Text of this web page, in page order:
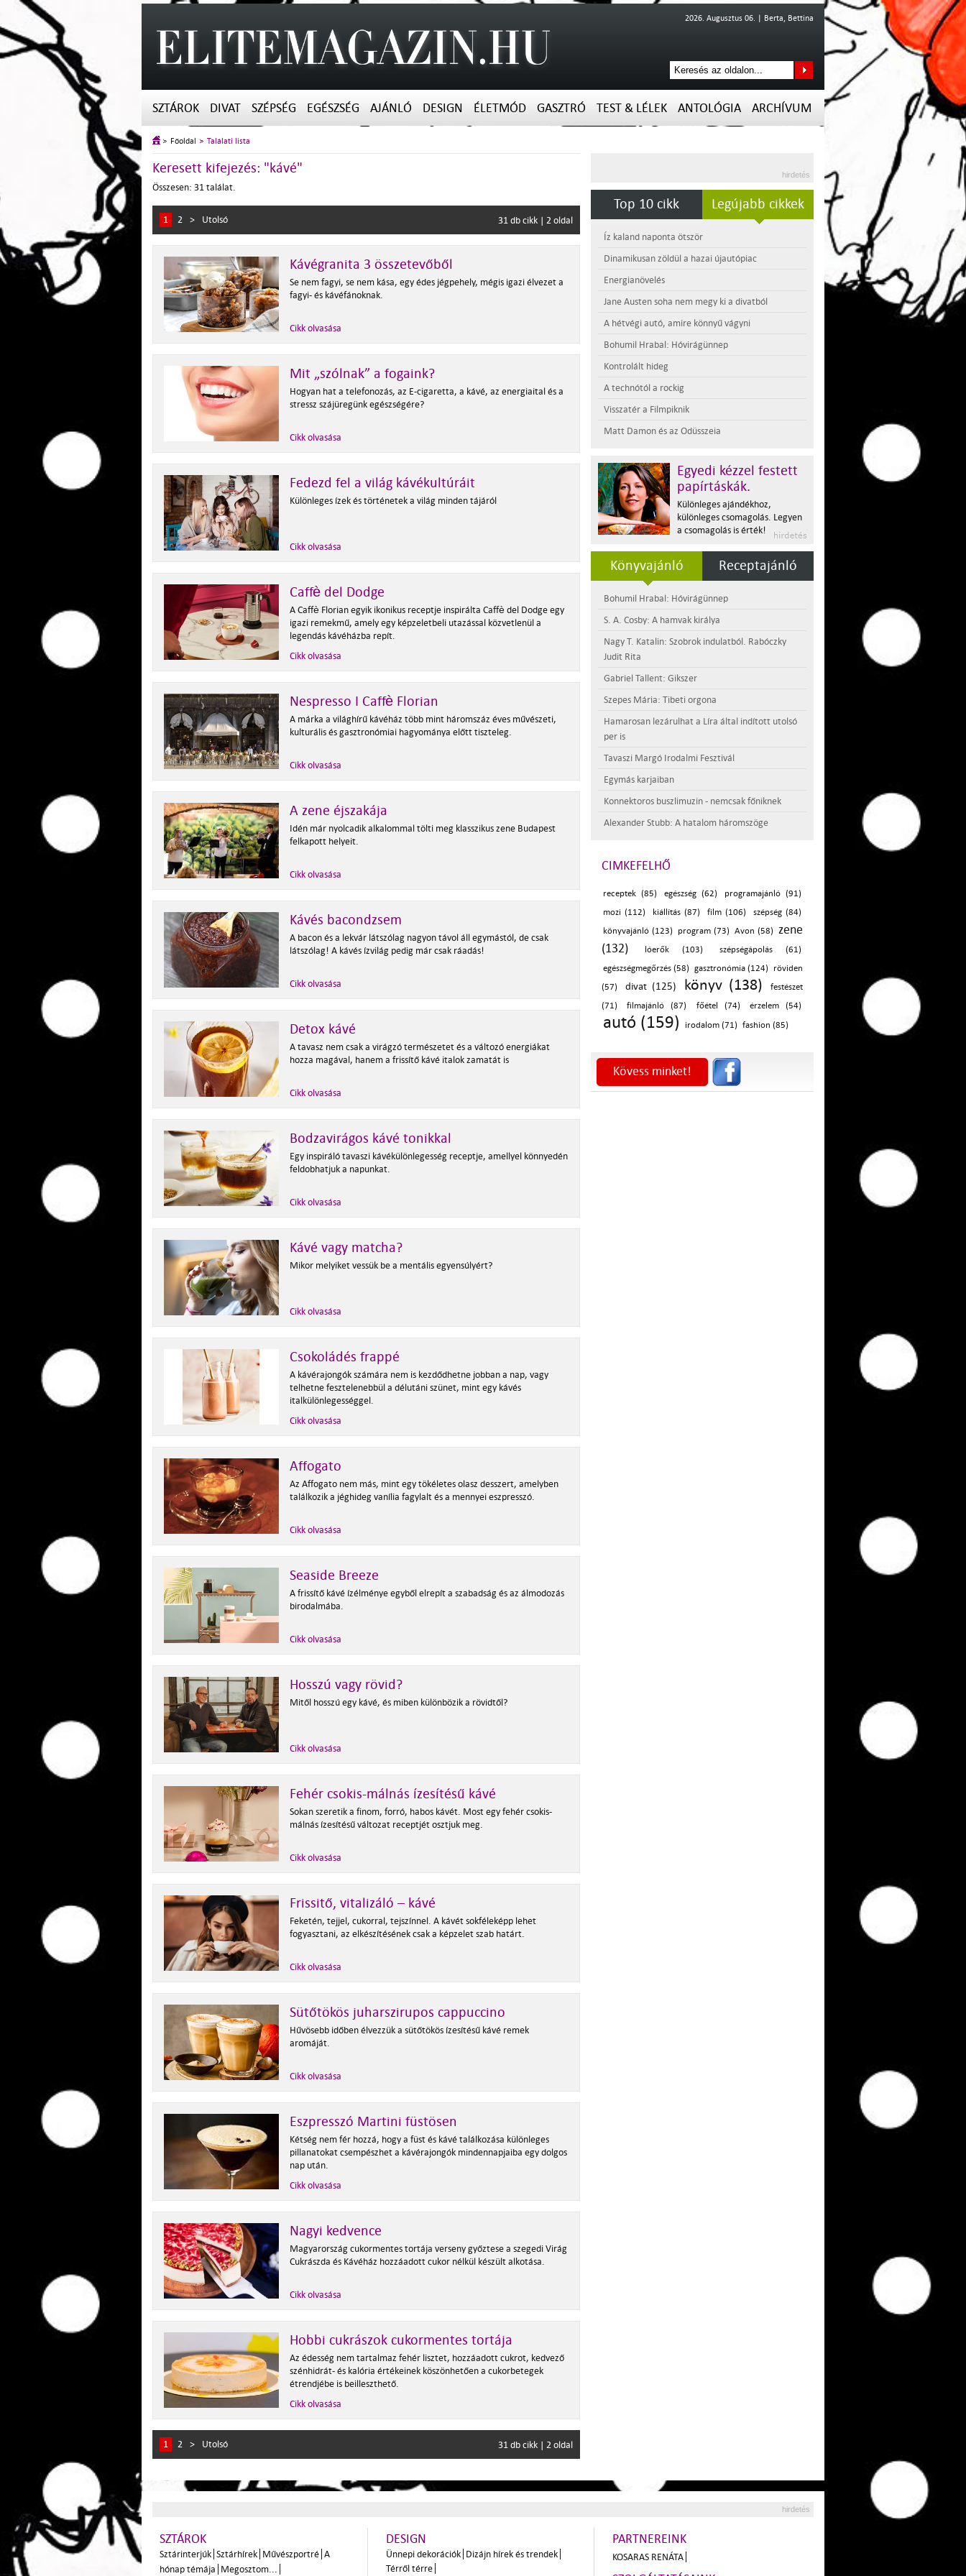
2026. Augusztus 06. | Berta, Bettina
SZTÁROK DIVAT SZÉPSÉG EGÉSZSÉG AJÁNLÓ DESIGN ÉLETMÓD GASZTRÓ TEST & LÉLEK ANTOLÓGIA ARCHÍVUM
Főoldal Találati lista
Keresett kifejezés: "kávé"
Összesen: 31 találat.
1 2 > Utolsó 31 db cikk | 2 oldal
Kávégranita 3 összetevőből
Se nem fagyi, se nem kása, egy édes jégpehely, mégis igazi élvezet a
fagyi- és kávéfánoknak.
Cikk olvasása
Mit „szólnak” a fogaink?
Hogyan hat a telefonozás, az E-cigaretta, a kávé, az energiaital és a
stressz szájüregünk egészségére?
Cikk olvasása
Fedezd fel a világ kávékultúráit
Különleges ízek és történetek a világ minden tájáról
Cikk olvasása
Caffè del Dodge
A Caffè Florian egyik ikonikus receptje inspirálta Caffè del Dodge egy
igazi remekmű, amely egy képzeletbeli utazással közvetlenül a
legendás kávéházba repít.
Cikk olvasása
Nespresso I Caffè Florian
A márka a világhírű kávéház több mint háromszáz éves művészeti,
kulturális és gasztronómiai hagyománya előtt tiszteleg.
Cikk olvasása
A zene éjszakája
Idén már nyolcadik alkalommal tölti meg klasszikus zene Budapest
felkapott helyeit.
Cikk olvasása
Kávés bacondzsem
A bacon és a lekvár látszólag nagyon távol áll egymástól, de csak
látszólag! A kávés ízvilág pedig már csak ráadás!
Cikk olvasása
Detox kávé
A tavasz nem csak a virágzó természetet és a változó energiákat
hozza magával, hanem a frissítő kávé italok zamatát is
Cikk olvasása
Bodzavirágos kávé tonikkal
Egy inspiráló tavaszi kávékülönlegesség receptje, amellyel könnyedén
feldobhatjuk a napunkat.
Cikk olvasása
Kávé vagy matcha?
Mikor melyiket vessük be a mentális egyensúlyért?
Cikk olvasása
Csokoládés frappé
A kávérajongók számára nem is kezdődhetne jobban a nap, vagy
telhetne fesztelenebbül a délutáni szünet, mint egy kávés
italkülönlegességgel.
Cikk olvasása
Affogato
Az Affogato nem más, mint egy tökéletes olasz desszert, amelyben
találkozik a jéghideg vanília fagylalt és a mennyei eszpresszó.
Cikk olvasása
Seaside Breeze
A frissítő kávé ízélménye egyből elrepít a szabadság és az álmodozás
birodalmába.
Cikk olvasása
Hosszú vagy rövid?
Mitől hosszú egy kávé, és miben különbözik a rövidtől?
Cikk olvasása
Fehér csokis-málnás ízesítésű kávé
Sokan szeretik a finom, forró, habos kávét. Most egy fehér csokis-
málnás ízesítésű változat receptjét osztjuk meg.
Cikk olvasása
Frissitő, vitalizáló – kávé
Feketén, tejjel, cukorral, tejszínnel. A kávét sokféleképp lehet
fogyasztani, az elkészítésének csak a képzelet szab határt.
Cikk olvasása
Sütőtökös juharszirupos cappuccino
Hűvösebb időben élvezzük a sütőtökös ízesítésű kávé remek
aromáját.
Cikk olvasása
Eszpresszó Martini füstösen
Kétség nem fér hozzá, hogy a füst és kávé találkozása különleges
pillanatokat csempészhet a kávérajongók mindennapjaiba egy dolgos
nap után.
Cikk olvasása
Nagyi kedvence
Magyarország cukormentes tortája verseny győztese a szegedi Virág
Cukrászda és Kávéház hozzáadott cukor nélkül készült alkotása.
Cikk olvasása
Hobbi cukrászok cukormentes tortája
Az édesség nem tartalmaz fehér lisztet, hozzáadott cukrot, kedvező
szénhidrát- és kalória értékeinek köszönhetően a cukorbetegek
étrendjébe is beilleszthető.
Cikk olvasása
1 2 > Utolsó 31 db cikk | 2 oldal
hirdetés
Top 10 cikk Legújabb cikkek
Íz kaland naponta ötször
Dinamikusan zöldül a hazai újautópiac
Energianövelés
Jane Austen soha nem megy ki a divatból
A hétvégi autó, amire könnyű vágyni
Bohumil Hrabal: Hóvirágünnep
Kontrolált hideg
A technótól a rockig
Visszatér a Filmpiknik
Matt Damon és az Odüsszeia
Egyedi kézzel festett
papírtáskák.
Különleges ajándékhoz,
különleges csomagolás. Legyen
a csomagolás is érték!
Könyvajánló Receptajánló
Bohumil Hrabal: Hóvirágünnep
S. A. Cosby: A hamvak királya
Nagy T. Katalin: Szobrok indulatból. Rabóczky
Judit Rita
Gabriel Tallent: Gikszer
Szepes Mária: Tibeti orgona
Hamarosan lezárulhat a Líra által indított utolsó
per is
Tavaszi Margó Irodalmi Fesztivál
Egymás karjaiban
Konnektoros buszlimuzin - nemcsak főniknek
Alexander Stubb: A hatalom háromszöge
CIMKEFELHŐ
receptek (85) egészség (62)
programajánló (91)
mozi (112)
kiállítás (87) film (106)
szépség (84)
könyvajánló (123)
program (73) Avon (58)
zene
(132)
lóerők (103)
szépségápolás (61)
egészségmegőrzés (58)
gasztronómia (124)
röviden
(57)
divat (125) könyv (138)
festészet
(71)
filmajánló (87) főétel (74) érzelem (54)
autó (159) irodalom (71) fashion (85)
Kövess minket!
hirdetés
SZTÁROK
Sztárinterjúk Sztárhírek Művészportré A
hónap témája Megosztom...
DESIGN
Ünnepi dekorációk Dizájn hírek és trendek
Térről térre
PARTNEREINK
KOSARAS RENÁTA